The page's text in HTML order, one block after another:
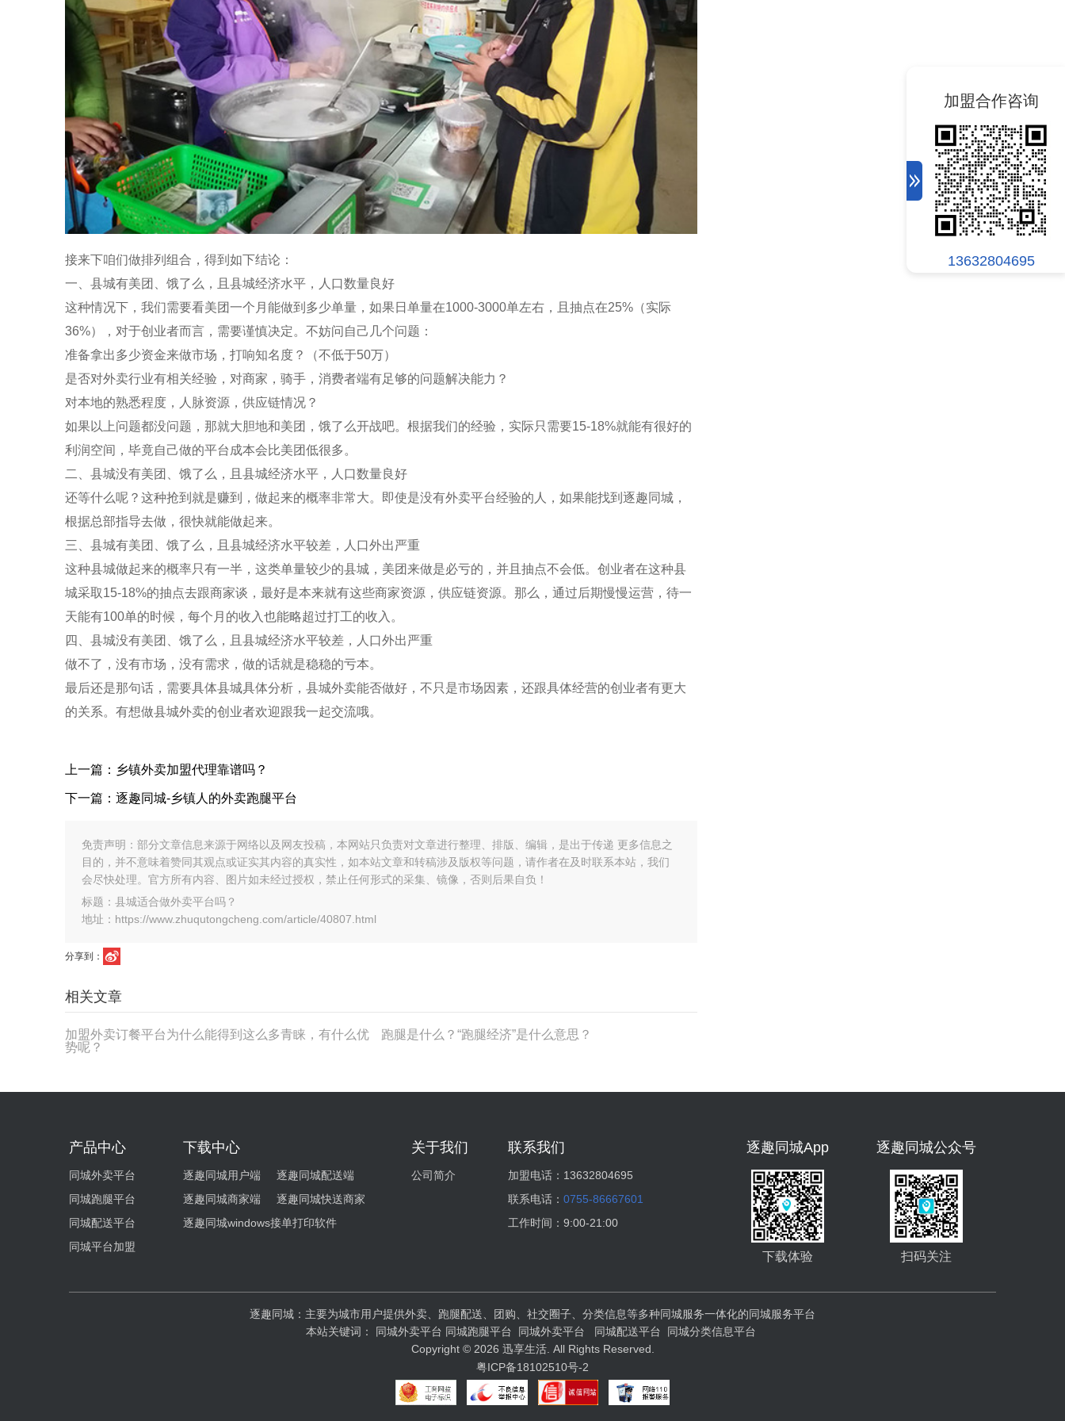
加盟合作咨询
13632804695
接来下咱们做排列组合，得到如下结论：
一、县城有美团、饿了么，且县城经济水平，人口数量良好
这种情况下，我们需要看美团一个月能做到多少单量，如果日单量在1000-3000单左右，且抽点在25%（实际
36%），对于创业者而言，需要谨慎决定。不妨问自己几个问题：
准备拿出多少资金来做市场，打响知名度？（不低于50万）
是否对外卖行业有相关经验，对商家，骑手，消费者端有足够的问题解决能力？
对本地的熟悉程度，人脉资源，供应链情况？
如果以上问题都没问题，那就大胆地和美团，饿了么开战吧。根据我们的经验，实际只需要15-18%就能有很好的
利润空间，毕竟自己做的平台成本会比美团低很多。
二、县城没有美团、饿了么，且县城经济水平，人口数量良好
还等什么呢？这种抢到就是赚到，做起来的概率非常大。即使是没有外卖平台经验的人，如果能找到逐趣同城，
根据总部指导去做，很快就能做起来。
三、县城有美团、饿了么，且县城经济水平较差，人口外出严重
这种县城做起来的概率只有一半，这类单量较少的县城，美团来做是必亏的，并且抽点不会低。创业者在这种县
城采取15-18%的抽点去跟商家谈，最好是本来就有这些商家资源，供应链资源。那么，通过后期慢慢运营，待一
天能有100单的时候，每个月的收入也能略超过打工的收入。
四、县城没有美团、饿了么，且县城经济水平较差，人口外出严重
做不了，没有市场，没有需求，做的话就是稳稳的亏本。
最后还是那句话，需要具体县城具体分析，县城外卖能否做好，不只是市场因素，还跟具体经营的创业者有更大
的关系。有想做县城外卖的创业者欢迎跟我一起交流哦。
上一篇：乡镇外卖加盟代理靠谱吗？
下一篇：逐趣同城-乡镇人的外卖跑腿平台
免责声明：部分文章信息来源于网络以及网友投稿，本网站只负责对文章进行整理、排版、编辑，是出于传递 更多信息之
目的，并不意味着赞同其观点或证实其内容的真实性，如本站文章和转稿涉及版权等问题，请作者在及时联系本站，我们
会尽快处理。官方所有内容、图片如未经过授权，禁止任何形式的采集、镜像，否则后果自负！
标题：县城适合做外卖平台吗？
地址：https://www.zhuqutongcheng.com/article/40807.html
分享到：
相关文章
加盟外卖订餐平台为什么能得到这么多青睐，有什么优
势呢？
跑腿是什么？“跑腿经济”是什么意思？
产品中心
同城外卖平台
同城跑腿平台
同城配送平台
同城平台加盟
下载中心
逐趣同城用户端
逐趣同城配送端
逐趣同城商家端
逐趣同城快送商家
逐趣同城windows接单打印软件
关于我们
公司简介
联系我们
加盟电话： 13632804695
联系电话： 0755-86667601
工作时间： 9:00-21:00
逐趣同城App
下载体验
逐趣同城公众号
扫码关注
逐趣同城：主要为城市用户提供外卖、跑腿配送、团购、社交圈子、分类信息等多种同城服务一体化的同城服务平台
本站关键词：
同城外卖平台 同城跑腿平台 同城外卖平台 同城配送平台
同城分类信息平台
Copyright © 2026 迅享生活. All Rights Reserved.
粤ICP备18102510号-2